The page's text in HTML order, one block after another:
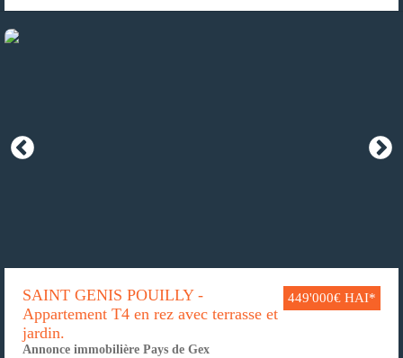
449'000€ HAI*
SAINT GENIS POUILLY -
Appartement T4 en rez avec terrasse et
jardin.
Annonce immobilière Pays de Gex